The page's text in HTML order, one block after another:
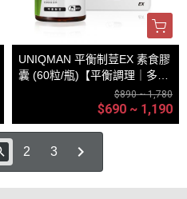
UNIQMAN 平衡制荳EX 素食膠
囊 (60粒/瓶)【平衡調理｜多入
$890 ~ 1,780
$690 ~ 1,190
2 3